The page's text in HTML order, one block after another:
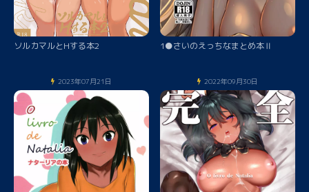
ソルカマルとHする本2 1●さいのえっちなまとめ本Ⅱ
2023年07月21日 2022年09月30日